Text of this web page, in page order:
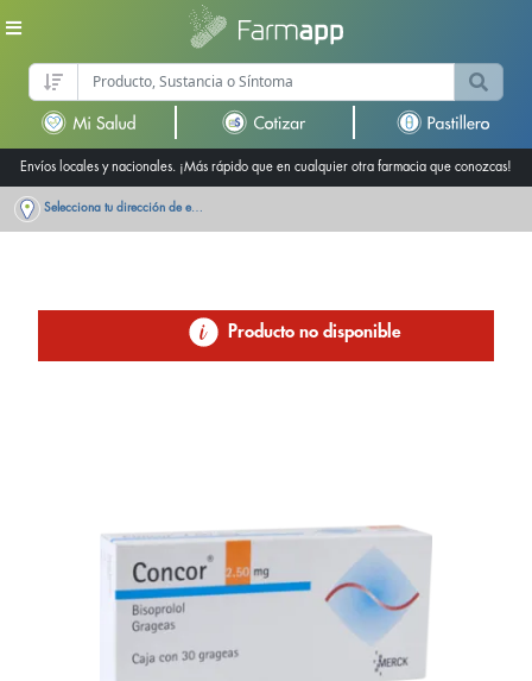
Envíos locales y nacionales. ¡Más rápido que en cualquier otra farmacia que conozcas!
Selecciona tu dirección de entrega
Producto no disponible